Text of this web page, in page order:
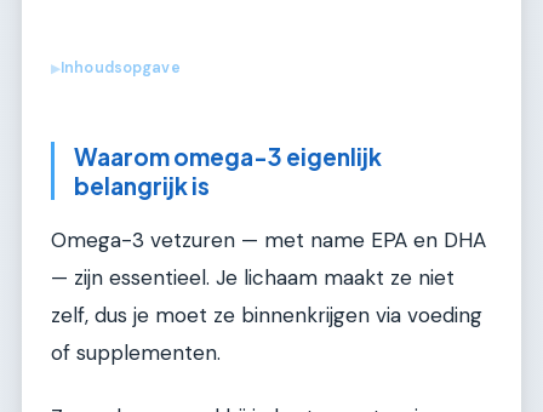
▶Inhoudsopgave
Waarom omega-3 eigenlijk
belangrijk is
Omega-3 vetzuren — met name EPA en DHA
— zijn essentieel. Je lichaam maakt ze niet
zelf, dus je moet ze binnenkrijgen via voeding
of supplementen.